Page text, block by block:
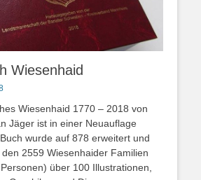
Wiesenhaid
Wiesenhaid 1770 – 2018 von
Jäger ist in einer Neuauflage
wurde auf 878 erweitert und
2559 Wiesenhaider Familien
über 100 Illustrationen,